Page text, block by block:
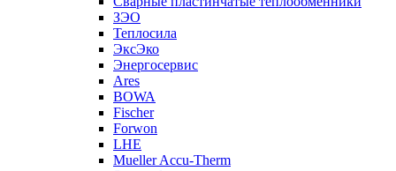
ЗЭО
Теплосила
ЭксЭко
Энергосервис
Ares
BOWA
Fischer
Forwon
LHE
Mueller Accu-Therm